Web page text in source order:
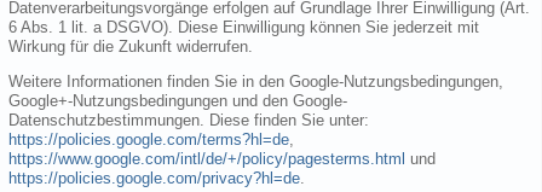
Datenverarbeitungsvorgänge erfolgen auf Grundlage Ihrer Einwilligung (Art.
6 Abs. 1 lit. a DSGVO). Diese Einwilligung können Sie jederzeit mit
Wirkung für die Zukunft widerrufen.
Weitere Informationen finden Sie in den Google-Nutzungsbedingungen,
Google+-Nutzungsbedingungen und den Google-
Datenschutzbestimmungen. Diese finden Sie unter:
https://policies.google.com/terms?hl=de,
https://www.google.com/intl/de/+/policy/pagesterms.html und
https://policies.google.com/privacy?hl=de.